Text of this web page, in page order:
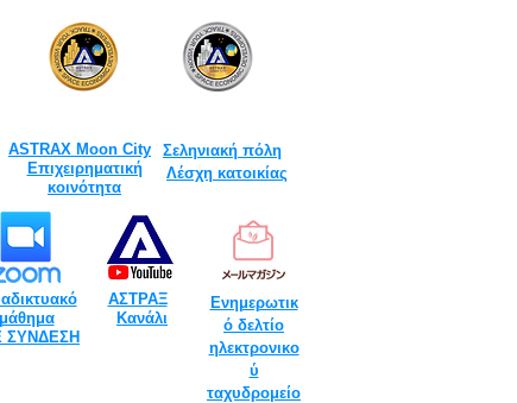
ASTRAX Moon City
Επιχειρηματική
κοινότητα
Σεληνιακή πόλη
Λέσχη κατοικίας
μάθημα
ΣΥΝΔΕΣΗ
ΑΣΤΡΑΞ
Κανάλι
Ενημερωτικ
ό δελτίο
ηλεκτρονικο
ύ
ταχυδρομείο